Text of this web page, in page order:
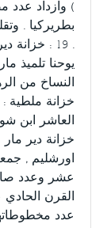
) وازداد عدد
بطريركيا .
. 19 :
يوحنا تلميذ
خزانة ملطية :
خزانة دير
اورشليم ,
عشر وعدد
القرن